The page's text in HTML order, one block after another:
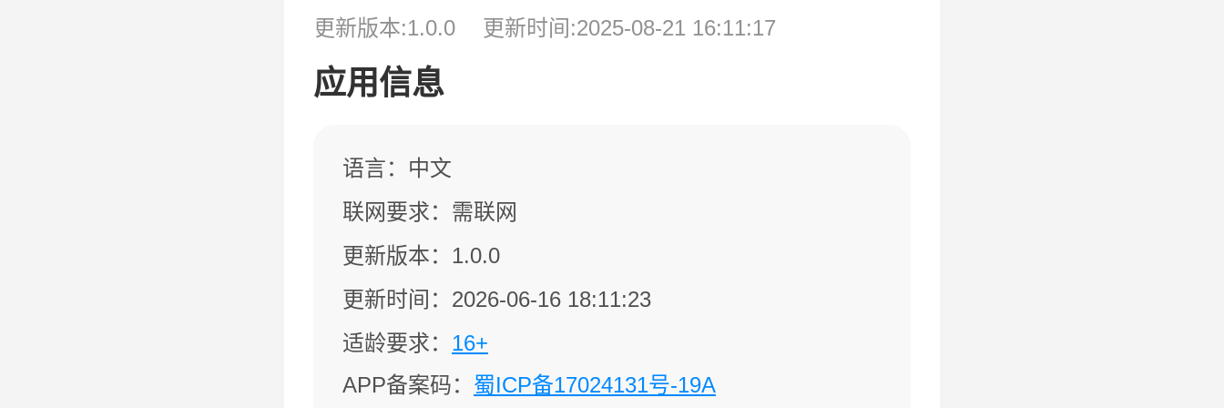
更新版本:1.0.0 更新时间:2025-08-21 16:11:17
应用信息
语言：中文
联网要求：需联网
更新版本：1.0.0
更新时间：2026-06-16 18:11:23
适龄要求： 16+
APP备案码： 蜀ICP备17024131号-19A